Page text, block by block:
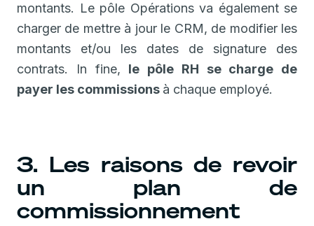
montants. Le pôle Opérations va également se
charger de mettre à jour le CRM, de modifier les
montants et/ou les dates de signature des
contrats. In fine, le pôle RH se charge de
payer les commissions à chaque employé.
3. Les raisons de revoir
un plan de
commissionnement